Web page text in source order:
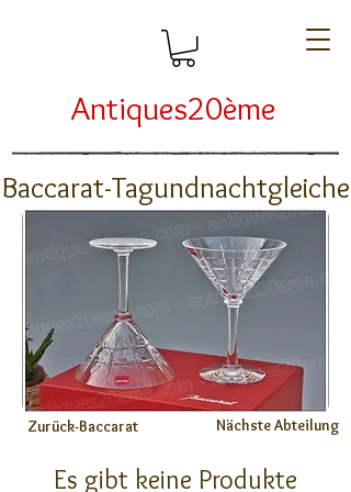
Antiques20ème
Baccarat-Tagundnachtgleiche
Zurück-Baccarat Nächste Abteilung
Es gibt keine Produkte